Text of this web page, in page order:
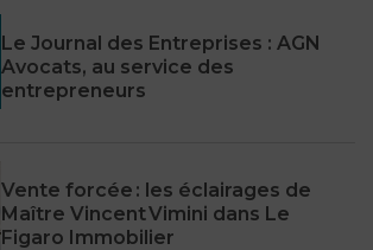
Le Journal des Entreprises : AGN
Avocats, au service des
entrepreneurs
Vente forcée : les éclairages de
Maître Vincent Vimini dans Le
Figaro Immobilier